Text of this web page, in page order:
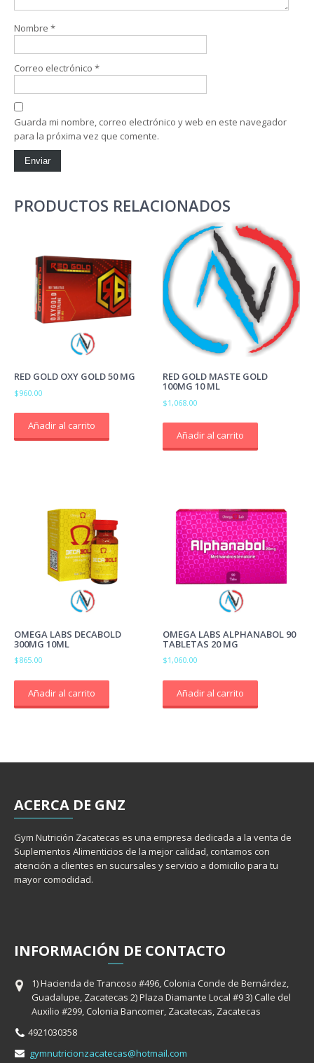
Nombre *
Correo electrónico *
Guarda mi nombre, correo electrónico y web en este navegador
para la próxima vez que comente.
PRODUCTOS RELACIONADOS
RED GOLD OXY GOLD 50 MG
$960.00
Añadir al carrito
RED GOLD MASTE GOLD
100MG 10 ML
$1,068.00
Añadir al carrito
OMEGA LABS DECABOLD
300MG 10ML
$865.00
Añadir al carrito
OMEGA LABS ALPHANABOL 90
TABLETAS 20 MG
$1,060.00
Añadir al carrito
ACERCA DE GNZ
Gym Nutrición Zacatecas es una empresa dedicada a la venta de
Suplementos Alimenticios de la mejor calidad, contamos con
atención a clientes en sucursales y servicio a domicilio para tu
mayor comodidad.
INFORMACIÓN DE CONTACTO
1) Hacienda de Trancoso #496, Colonia Conde de Bernárdez,
Guadalupe, Zacatecas 2) Plaza Diamante Local #9 3) Calle del
Auxilio #299, Colonia Bancomer, Zacatecas, Zacatecas
4921030358
gymnutricionzacatecas@hotmail.com